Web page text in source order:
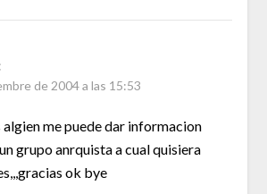
de 2004 a las 15:53
algien me puede dar informacion
grupo anrquista a cual quisiera
ok bye